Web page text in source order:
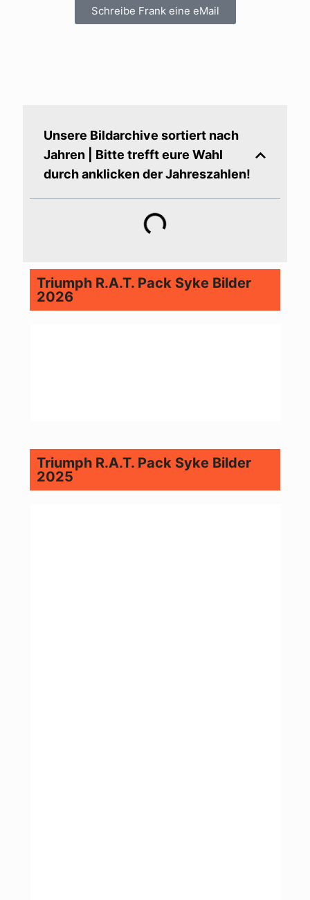
Schreibe Frank eine eMail
Unsere Bildarchive sortiert nach
Jahren | Bitte trefft eure Wahl
durch anklicken der Jahreszahlen!
Triumph R.A.T. Pack Syke Bilder
2026
Triumph R.A.T. Pack Syke Bilder
2025